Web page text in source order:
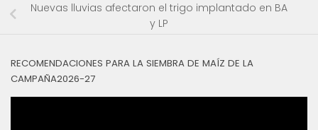
Nuevas lluvias afectaron el trigo implantado en BA
y LP
RECOMENDACIONES PARA LA SIEMBRA DE MAÍZ DE LA
CAMPAÑA2026-27